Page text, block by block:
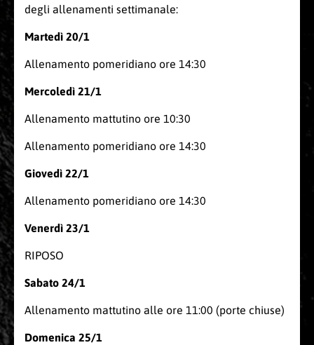
degli allenamenti settimanale:
Martedì 20/1
Allenamento pomeridiano ore 14:30
Mercoledì 21/1
Allenamento mattutino ore 10:30
Allenamento pomeridiano ore 14:30
Giovedì 22/1
Allenamento pomeridiano ore 14:30
Venerdì 23/1
RIPOSO
Sabato 24/1
Allenamento mattutino alle ore 11:00 (porte chiuse)
Domenica 25/1